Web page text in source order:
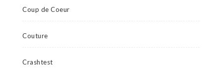
Coup de Coeur
Couture
Crashtest